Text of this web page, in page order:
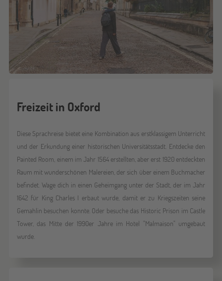
Freizeit in Oxford
Diese Sprachreise bietet eine Kombination aus erstklassigem Unterricht
und der Erkundung einer historischen Universitätsstadt. Entdecke den
Painted Room, einem im Jahr 1564 erstellten, aber erst 1920 entdeckten
Raum mit wunderschönen Malereien, der sich über einem Buchmacher
befindet. Wage dich in einen Geheimgang unter der Stadt, der im Jahr
1642 für King Charles I erbaut wurde, damit er zu Kriegszeiten seine
Gemahlin besuchen konnte. Oder besuche das Historic Prison im Castle
Tower, das Mitte der 1990er Jahre im Hotel "Malmaison" umgebaut
wurde.